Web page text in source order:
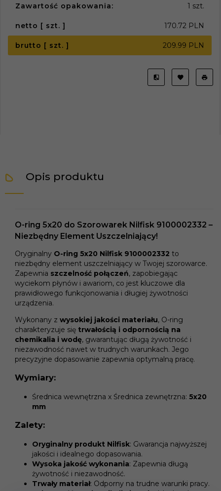
Zawartość opakowania: 1 szt.
netto [ szt. ] 170.72 PLN
brutto [ szt. ] 209.99 PLN
Opis produktu
O-ring 5x20 do Szorowarek Nilfisk 9100002332 –
Niezbędny Element Uszczelniający!
Oryginalny O-ring 5x20 Nilfisk 9100002332 to
niezbędny element uszczelniający w Twojej szorowarce.
Zapewnia szczelność połączeń, zapobiegając
wyciekom płynów i awariom, co jest kluczowe dla
prawidłowego funkcjonowania i długiej żywotności
urządzenia.
Wykonany z wysokiej jakości materiału, O-ring
charakteryzuje się trwałością i odpornością na
chemikalia i wodę, gwarantując długą żywotność i
niezawodność nawet w trudnych warunkach. Jego
precyzyjne dopasowanie zapewnia optymalną pracę.
Wymiary:
Średnica wewnętrzna x Średnica zewnętrzna: 5x20
mm
Zalety:
Oryginalny produkt Nilfisk: Gwarancja najwyższej
jakości i idealnego dopasowania.
Wysoka jakość wykonania: Zapewnia długą
żywotność i niezawodność.
Trwały materiał: Odporny na trudne warunki pracy.